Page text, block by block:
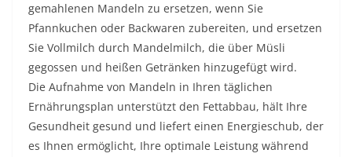
gemahlenen Mandeln zu ersetzen, wenn Sie
Pfannkuchen oder Backwaren zubereiten, und ersetzen
Sie Vollmilch durch Mandelmilch, die über Müsli
gegossen und heißen Getränken hinzugefügt wird.
Die Aufnahme von Mandeln in Ihren täglichen
Ernährungsplan unterstützt den Fettabbau, hält Ihre
Gesundheit gesund und liefert einen Energieschub, der
es Ihnen ermöglicht, Ihre optimale Leistung während